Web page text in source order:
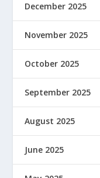
December 2025
November 2025
October 2025
September 2025
August 2025
June 2025